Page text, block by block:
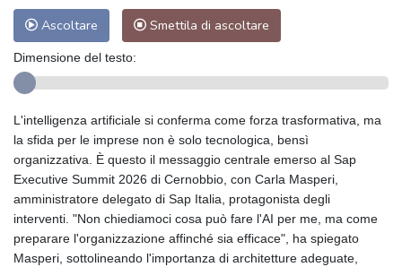
Ascoltare Smettila di ascoltare
Dimensione del testo:
L'intelligenza artificiale si conferma come forza trasformativa, ma
la sfida per le imprese non è solo tecnologica, bensì
organizzativa. È questo il messaggio centrale emerso al Sap
Executive Summit 2026 di Cernobbio, con Carla Masperi,
amministratore delegato di Sap Italia, protagonista degli
interventi. "Non chiediamoci cosa può fare l'AI per me, ma come
preparare l'organizzazione affinché sia efficace", ha spiegato
Masperi, sottolineando l'importanza di architetture adeguate,